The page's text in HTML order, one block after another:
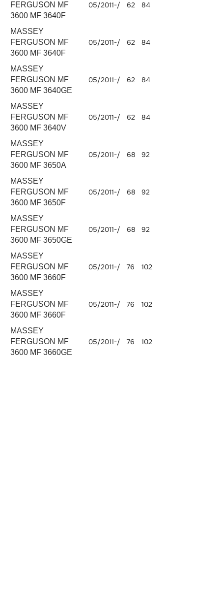
FERGUSON MF
3600 MF 3640F
05/2011-/ 62 84
MASSEY
FERGUSON MF
3600 MF 3640F
05/2011-/ 62 84
MASSEY
FERGUSON MF
3600 MF 3640GE
05/2011-/ 62 84
MASSEY
FERGUSON MF
3600 MF 3640V
05/2011-/ 62 84
MASSEY
FERGUSON MF
3600 MF 3650A
05/2011-/ 68 92
MASSEY
FERGUSON MF
3600 MF 3650F
05/2011-/ 68 92
MASSEY
FERGUSON MF
3600 MF 3650GE
05/2011-/ 68 92
MASSEY
FERGUSON MF
3600 MF 3660F
05/2011-/ 76 102
MASSEY
FERGUSON MF
3600 MF 3660F
05/2011-/ 76 102
MASSEY
FERGUSON MF
3600 MF 3660GE
05/2011-/ 76 102